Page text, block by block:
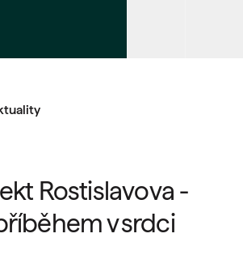
Rostislavova -
v srdci